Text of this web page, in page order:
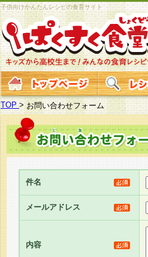
子供向けかんたんレシピの食育サイト
TOP >お問い合わせフォーム
件名
メールアドレス
内容